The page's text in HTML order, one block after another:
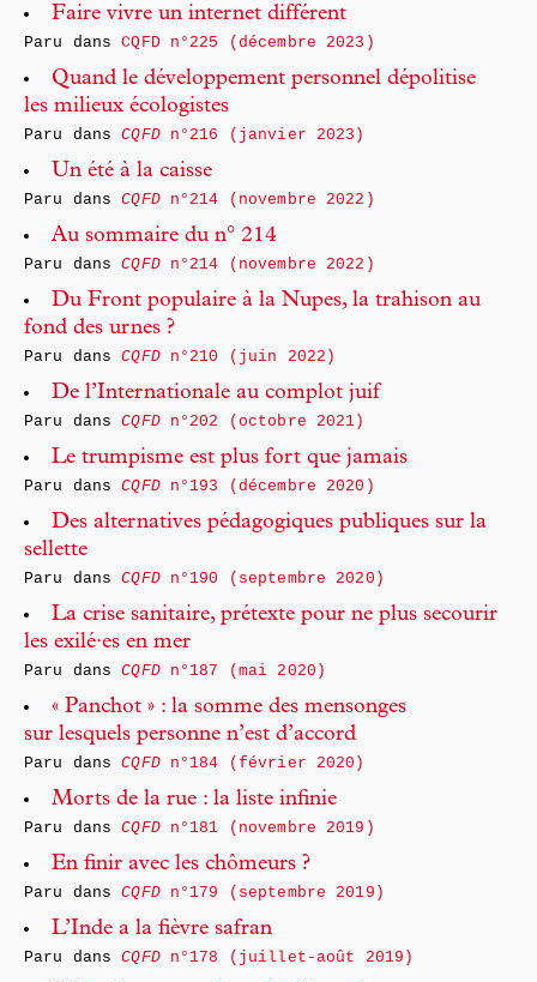
Faire vivre un internet différent
Paru dansCQFD n°225 (décembre 2023)
Quand le développement personnel dépolitise
les milieux écologistes
Paru dansCQFDn°216 (janvier 2023)
Un été à la caisse
Paru dansCQFDn°214 (novembre 2022)
Au sommaire du n° 214
Paru dansCQFDn°214 (novembre 2022)
Du Front populaire à la Nupes, la trahison au
fond des urnes ?
Paru dansCQFDn°210 (juin 2022)
De l’Internationale au complot juif
Paru dansCQFDn°202 (octobre 2021)
Le trumpisme est plus fort que jamais
Paru dansCQFDn°193 (décembre 2020)
Des alternatives pédagogiques publiques sur la
sellette
Paru dansCQFDn°190 (septembre 2020)
La crise sanitaire, prétexte pour ne plus secourir
les exilé·es en mer
Paru dansCQFDn°187 (mai 2020)
« Panchot » : la somme des mensonges
sur lesquels personne n’est d’accord
Paru dansCQFDn°184 (février 2020)
Morts de la rue : la liste infinie
Paru dansCQFDn°181 (novembre 2019)
En finir avec les chômeurs ?
Paru dansCQFDn°179 (septembre 2019)
L’Inde a la fièvre safran
Paru dansCQFDn°178 (juillet-août 2019)